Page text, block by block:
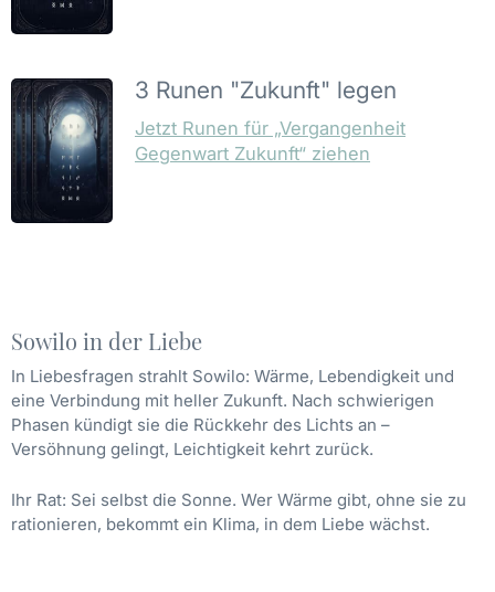
3 Runen "Zukunft" legen
Jetzt Runen für „Vergangenheit
Gegenwart Zukunft“ ziehen
Sowilo in der Liebe
In Liebesfragen strahlt Sowilo: Wärme, Lebendigkeit und
eine Verbindung mit heller Zukunft. Nach schwierigen
Phasen kündigt sie die Rückkehr des Lichts an –
Versöhnung gelingt, Leichtigkeit kehrt zurück.
Ihr Rat: Sei selbst die Sonne. Wer Wärme gibt, ohne sie zu
rationieren, bekommt ein Klima, in dem Liebe wächst.